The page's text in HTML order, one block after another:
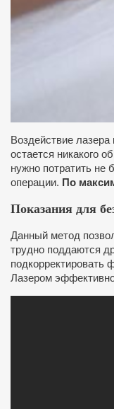
Воздействие
остается никакого
нужно потратить не
операции. По
Показания для
Данный метод
трудно поддаются
подкорректировать
Лазером